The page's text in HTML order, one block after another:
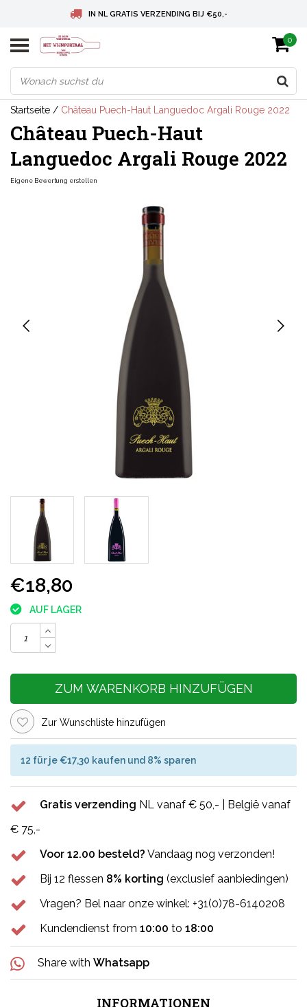
IN NL GRATIS VERZENDING BIJ €50,-
BELGIE GRATIS VERZENDING BIJ € 75
DEUTSCHLAND VERSANDKOSTENFREI AB € 75
0
Startseite / Château Puech-Haut Languedoc Argali Rouge 2022
Château Puech-Haut
Languedoc Argali Rouge 2022
Eigene Bewertung erstellen
€18,80
AUF LAGER
ZUM WARENKORB HINZUFÜGEN
Zur Wunschliste hinzufügen
12 für je €17,30 kaufen und 8% sparen
Gratis verzending NL vanaf € 50,- | België vanaf
€ 75,-
Voor 12.00 besteld? Vandaag nog verzonden!
Bij 12 flessen 8% korting (exclusief aanbiedingen)
Vragen? Bel naar onze winkel: +31(0)78-6140208
Kundendienst from 10:00 to 18:00
Share with Whatsapp
INFORMATIONEN